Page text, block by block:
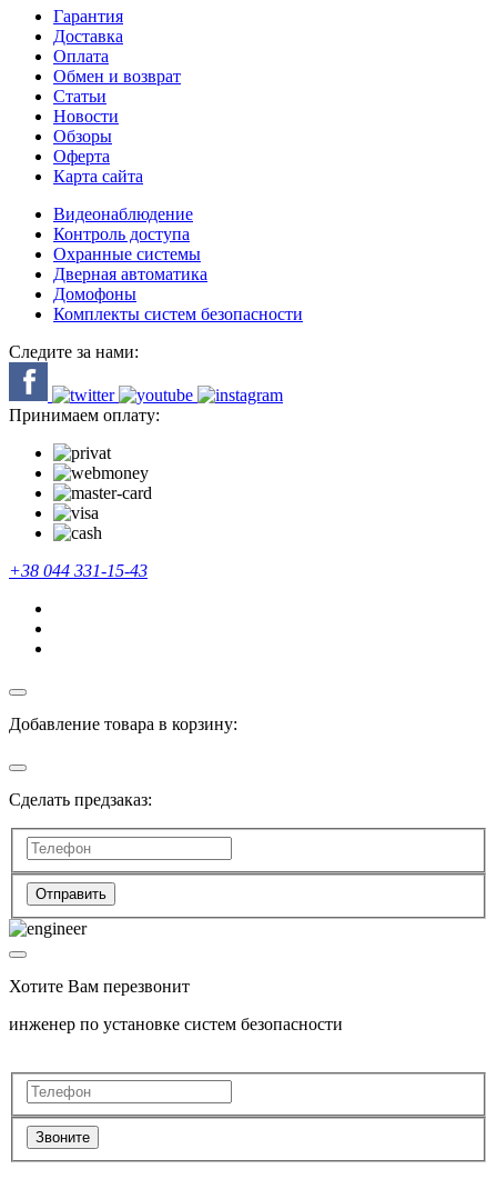
Гарантия
Доставка
Оплата
Обмен и возврат
Статьи
Новости
Обзоры
Оферта
Карта сайта
Видеонаблюдение
Контроль доступа
Охранные системы
Дверная автоматика
Домофоны
Комплекты систем безопасности
Следите за нами:
Принимаем оплату:
+38 044 331-15-43
Добавление товара в корзину:
Сделать предзаказ:
Отправить
Хотите Вам перезвонит
инженер по установке систем безопасности
Звоните